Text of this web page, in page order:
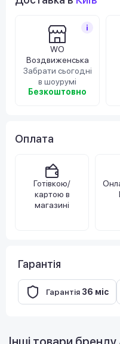
WO
Воздвиженська
Забрати сьогодні
в шоурумі
Безкоштовно
Оплата
Готівкою/
картою в
магазині
Гарантія
Гарантія 36 міс